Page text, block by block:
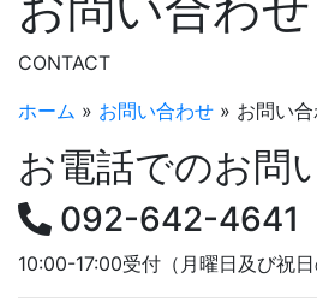
CONTACT
ホーム » お問い合わせ » お問い
お電話でのお問
092-642-4641
10:00-17:00受付 （月曜日及び祝